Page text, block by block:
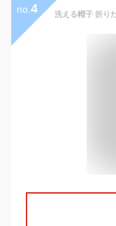
no. 4